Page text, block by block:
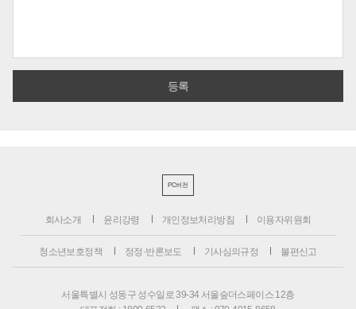
PC버전
회사소개 윤리강령 개인정보처리방침 이용자위원회
청소년보호정책 정정·반론보도 기사심의규정 불편신고
서울특별시 성동구 성수일로 39-34 서울숲더스페이스 12층